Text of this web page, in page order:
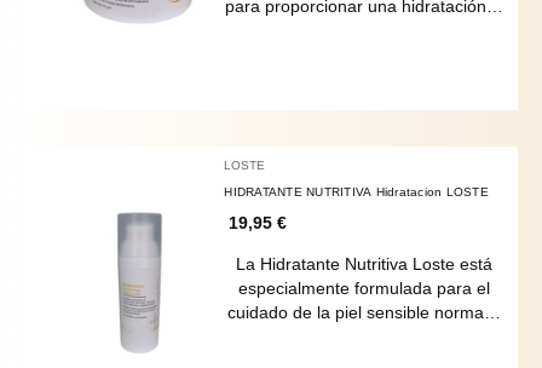
para proporcionar una hidratación…
LOSTE
HIDRATANTE NUTRITIVA Hidratacion LOSTE
19,95 €
La Hidratante Nutritiva Loste está
especialmente formulada para el
cuidado de la piel sensible norma…